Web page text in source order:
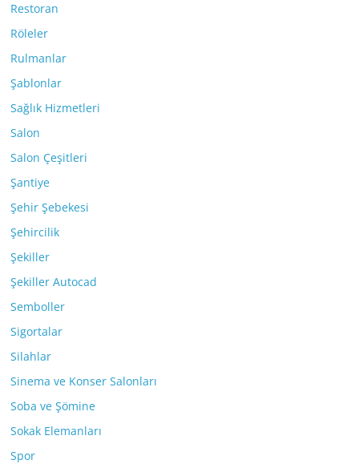
Restoran
Röleler
Rulmanlar
Şablonlar
Sağlık Hizmetleri
Salon
Salon Çeşitleri
Şantiye
Şehir Şebekesi
Şehircilik
Şekiller
Şekiller Autocad
Semboller
Sigortalar
Silahlar
Sinema ve Konser Salonları
Soba ve Şömine
Sokak Elemanları
Spor